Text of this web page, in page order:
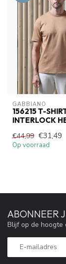
GABBIANO
156215 T-
INTERLOCK
€44,99 €31,49
Op voorraad
ABONNEER
Blijf op de hoogte